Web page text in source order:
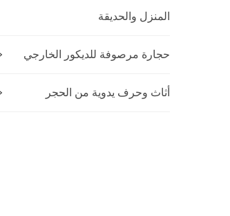
المنزل والحديقة
حجارة مرصوفة للديكور الخارجي
أثاث وحرف يدوية من الحجر